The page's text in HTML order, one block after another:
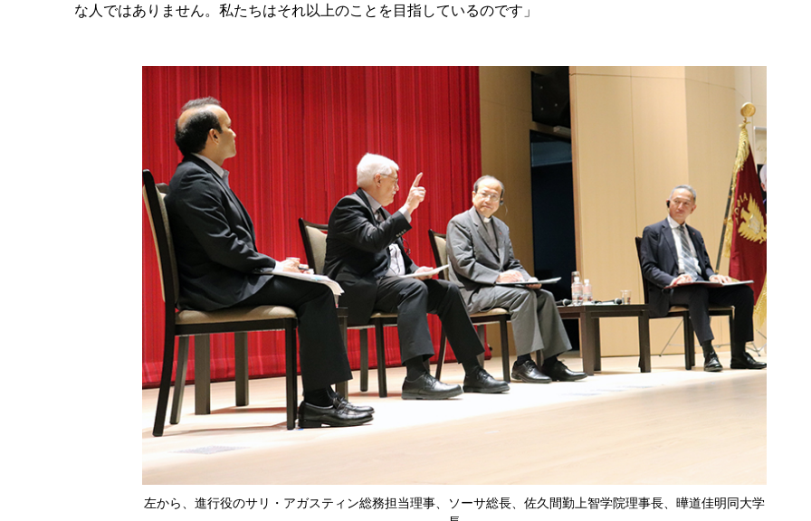
な人ではありません。私たちはそれ以上のことを目指しているのです」
左から、進行役のサリ・アガスティン総務担当理事、ソーサ総長、佐久間勤上智学院理事長、曄道佳明同大学